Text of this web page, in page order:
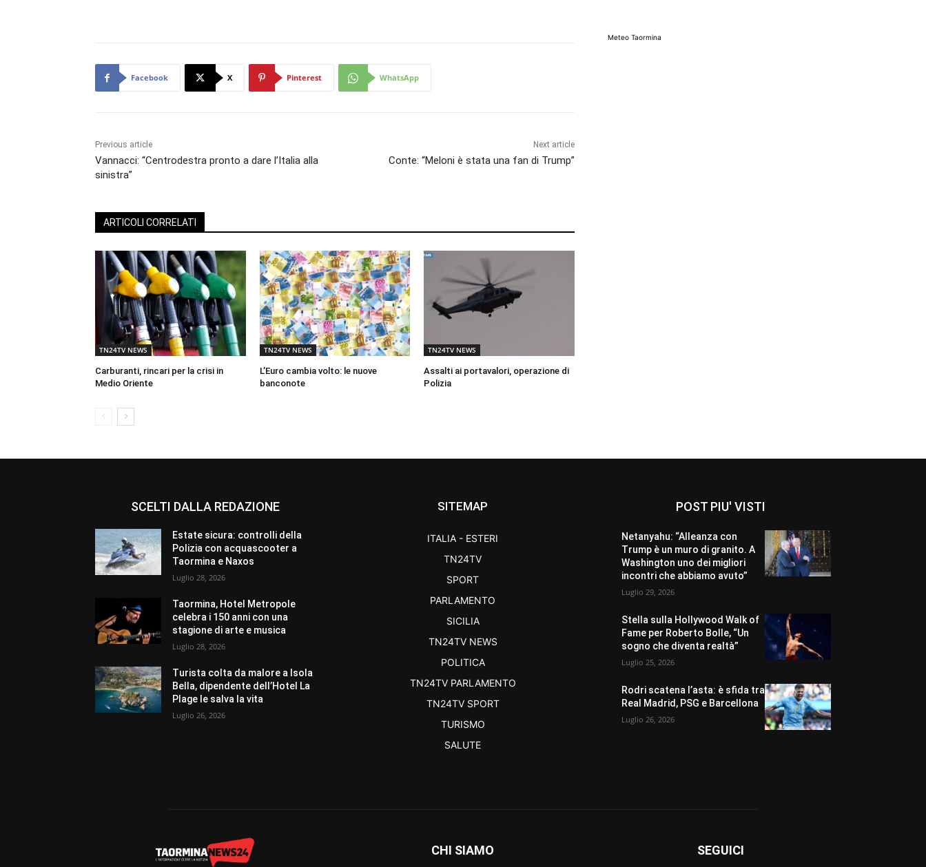
Facebook X Pinterest WhatsApp
Previous article
Vannacci: “Centrodestra pronto a dare l’Italia alla
sinistra”
Next article
Conte: “Meloni è stata una fan di Trump”
ARTICOLI CORRELATI
TN24TV NEWS
Carburanti, rincari per la crisi in
Medio Oriente
TN24TV NEWS
L’Euro cambia volto: le nuove
banconote
TN24TV NEWS
Assalti ai portavalori, operazione di
Polizia
Meteo Taormina
SCELTI DALLA REDAZIONE
Estate sicura: controlli della
Polizia con acquascooter a
Taormina e Naxos
Luglio 28, 2026
Taormina, Hotel Metropole
celebra i 150 anni con una
stagione di arte e musica
Luglio 28, 2026
Turista colta da malore a Isola
Bella, dipendente dell’Hotel La
Plage le salva la vita
Luglio 26, 2026
SITEMAP
ITALIA - ESTERI
TN24TV
SPORT
PARLAMENTO
SICILIA
TN24TV NEWS
POLITICA
TN24TV PARLAMENTO
TN24TV SPORT
TURISMO
SALUTE
POST PIU' VISTI
Netanyahu: “Alleanza con
Trump è un muro di granito. A
Washington uno dei migliori
incontri che abbiamo avuto”
Luglio 29, 2026
Stella sulla Hollywood Walk of
Fame per Roberto Bolle, “Un
sogno che diventa realtà”
Luglio 25, 2026
Rodri scatena l’asta: è sfida tra
Real Madrid, PSG e Barcellona
Luglio 26, 2026
CHI SIAMO SEGUICI